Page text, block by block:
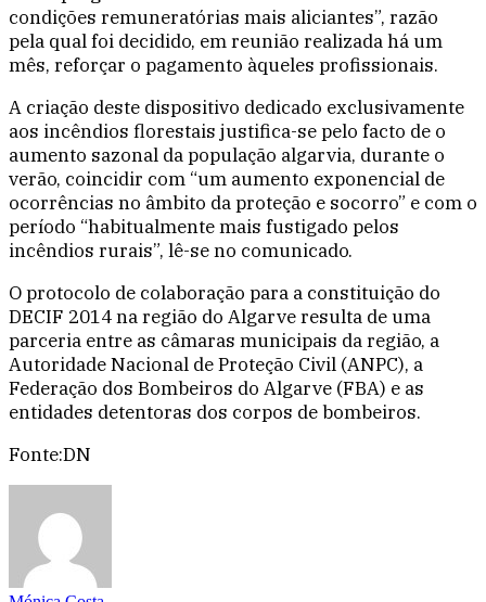
condições remuneratórias mais aliciantes”, razão
pela qual foi decidido, em reunião realizada há um
mês, reforçar o pagamento àqueles profissionais.
A criação deste dispositivo dedicado exclusivamente
aos incêndios florestais justifica-se pelo facto de o
aumento sazonal da população algarvia, durante o
verão, coincidir com “um aumento exponencial de
ocorrências no âmbito da proteção e socorro” e com o
período “habitualmente mais fustigado pelos
incêndios rurais”, lê-se no comunicado.
O protocolo de colaboração para a constituição do
DECIF 2014 na região do Algarve resulta de uma
parceria entre as câmaras municipais da região, a
Autoridade Nacional de Proteção Civil (ANPC), a
Federação dos Bombeiros do Algarve (FBA) e as
entidades detentoras dos corpos de bombeiros.
Fonte:DN